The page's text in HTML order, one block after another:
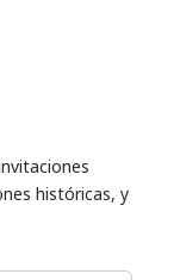
históricas, y